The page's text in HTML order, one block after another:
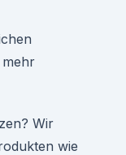
Wir
wie